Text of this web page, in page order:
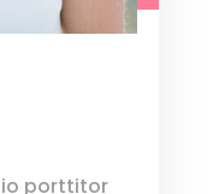
porttitor